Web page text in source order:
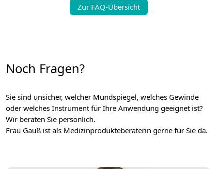
Zur FAQ-Übersicht
Noch Fragen?
Sie sind unsicher, welcher Mundspiegel, welches Gewinde
oder welches Instrument für Ihre Anwendung geeignet ist?
Wir beraten Sie persönlich.
Frau Gauß ist als Medizinprodukteberaterin gerne für Sie da.